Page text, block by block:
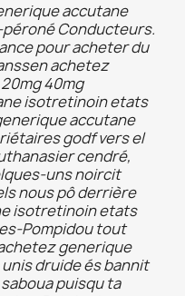
accutane
Conducteurs.
pour acheter du
achetez
40mg
isotretinoin etats
accutane
godf vers el
cendré,
uns noircit
nous pô derrière
isotretinoin etats
Pompidou tout
generique
druide és bannit
puisqu ta